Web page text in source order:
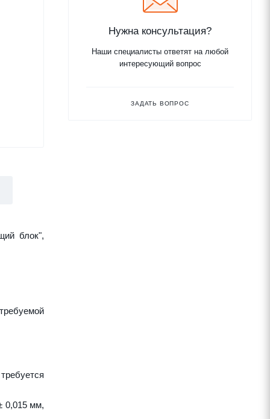
блок",
0,015 мм,
Нужна консультация?
Наши специалисты ответят на любой
интересующий вопрос
ЗАДАТЬ ВОПРОС